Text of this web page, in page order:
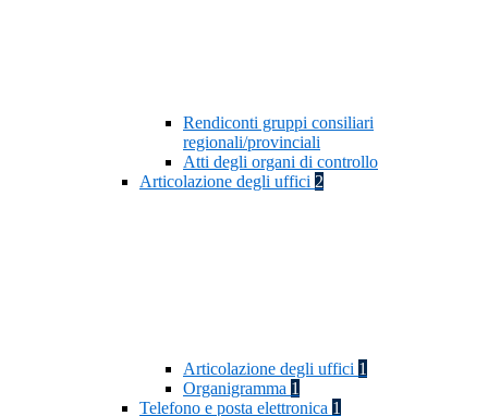
Rendiconti gruppi consiliari
regionali/provinciali
Atti degli organi di controllo
Articolazione degli uffici 2
Articolazione degli uffici 1
Organigramma 1
Telefono e posta elettronica 1